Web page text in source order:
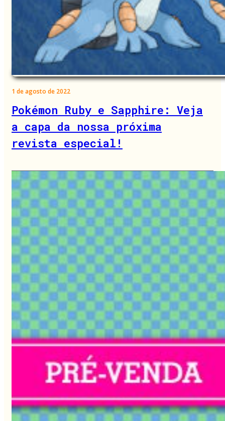
1 de agosto de 2022
Pokémon Ruby e Sapphire: Veja
a capa da nossa próxima
revista especial!